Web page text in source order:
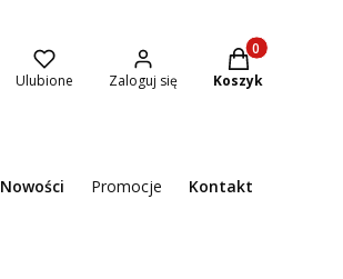
Ulubione Zaloguj się
Produkty w
Koszyk
Nowości Promocje Kontakt